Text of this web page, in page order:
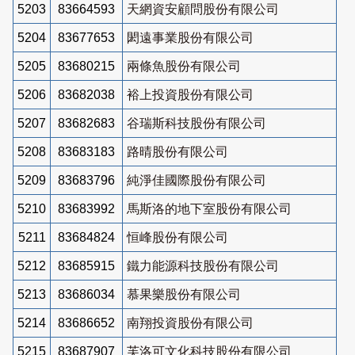
5203 83664593 天網資安顧問股份有限公司
5204 83677653 閎遠事業股份有限公司
5205 83680215 兩條魚股份有限公司
5206 83682038 裕上投資股份有限公司
5207 83682683 谷瑞斯科技股份有限公司
5208 83683183 路晴股份有限公司
5209 83683796 純淨佳國際股份有限公司
5210 83683992 馬斯洛的地下室股份有限公司
5211 83684824 恒峰股份有限公司
5212 83685915 鐵力能源科技股份有限公司
5213 83686034 慕果樂股份有限公司
5214 83686652 南翔投資股份有限公司
5215 83687907 芙洛可文化科技股份有限公司